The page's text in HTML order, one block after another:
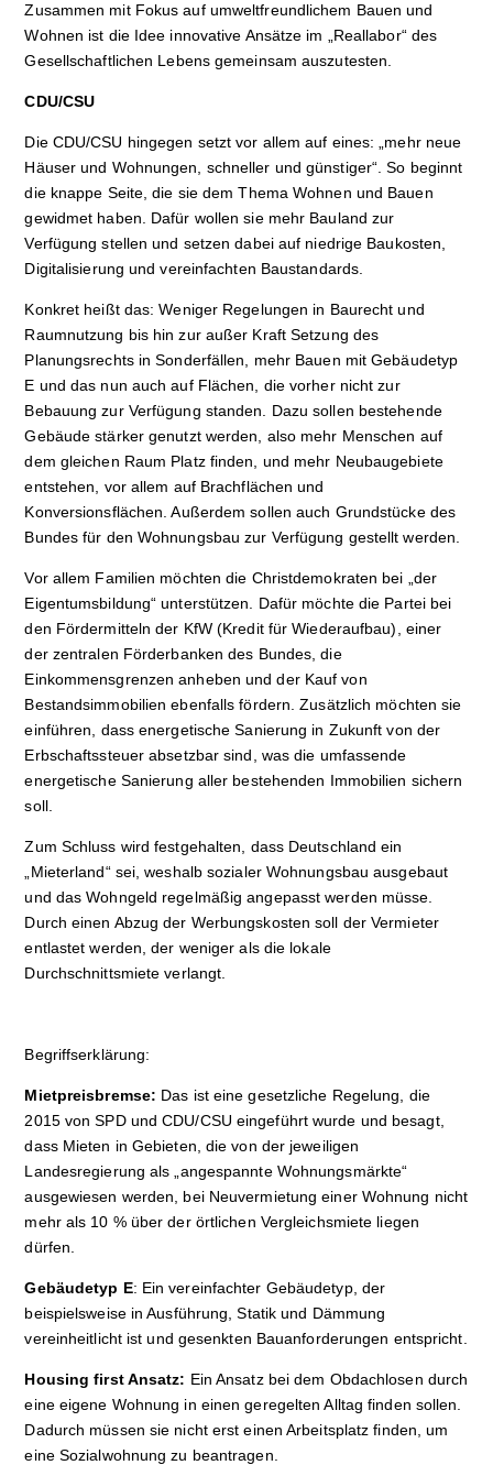
Zusammen mit Fokus auf umweltfreundlichem Bauen und
Wohnen ist die Idee innovative Ansätze im „Reallabor“ des
Gesellschaftlichen Lebens gemeinsam auszutesten.
CDU/CSU
Die CDU/CSU hingegen setzt vor allem auf eines: „mehr neue
Häuser und Wohnungen, schneller und günstiger“. So beginnt
die knappe Seite, die sie dem Thema Wohnen und Bauen
gewidmet haben. Dafür wollen sie mehr Bauland zur
Verfügung stellen und setzen dabei auf niedrige Baukosten,
Digitalisierung und vereinfachten Baustandards.
Konkret heißt das: Weniger Regelungen in Baurecht und
Raumnutzung bis hin zur außer Kraft Setzung des
Planungsrechts in Sonderfällen, mehr Bauen mit Gebäudetyp
E und das nun auch auf Flächen, die vorher nicht zur
Bebauung zur Verfügung standen. Dazu sollen bestehende
Gebäude stärker genutzt werden, also mehr Menschen auf
dem gleichen Raum Platz finden, und mehr Neubaugebiete
entstehen, vor allem auf Brachflächen und
Konversionsflächen. Außerdem sollen auch Grundstücke des
Bundes für den Wohnungsbau zur Verfügung gestellt werden.
Vor allem Familien möchten die Christdemokraten bei „der
Eigentumsbildung“ unterstützen. Dafür möchte die Partei bei
den Fördermitteln der KfW (Kredit für Wiederaufbau), einer
der zentralen Förderbanken des Bundes, die
Einkommensgrenzen anheben und der Kauf von
Bestandsimmobilien ebenfalls fördern. Zusätzlich möchten sie
einführen, dass energetische Sanierung in Zukunft von der
Erbschaftssteuer absetzbar sind, was die umfassende
energetische Sanierung aller bestehenden Immobilien sichern
soll.
Zum Schluss wird festgehalten, dass Deutschland ein
„Mieterland“ sei, weshalb sozialer Wohnungsbau ausgebaut
und das Wohngeld regelmäßig angepasst werden müsse.
Durch einen Abzug der Werbungskosten soll der Vermieter
entlastet werden, der weniger als die lokale
Durchschnittsmiete verlangt.
Begriffserklärung:
Mietpreisbremse: Das ist eine gesetzliche Regelung, die
2015 von SPD und CDU/CSU eingeführt wurde und besagt,
dass Mieten in Gebieten, die von der jeweiligen
Landesregierung als „angespannte Wohnungsmärkte“
ausgewiesen werden, bei Neuvermietung einer Wohnung nicht
mehr als 10 % über der örtlichen Vergleichsmiete liegen
dürfen.
Gebäudetyp E: Ein vereinfachter Gebäudetyp, der
beispielsweise in Ausführung, Statik und Dämmung
vereinheitlicht ist und gesenkten Bauanforderungen entspricht.
Housing first Ansatz: Ein Ansatz bei dem Obdachlosen durch
eine eigene Wohnung in einen geregelten Alltag finden sollen.
Dadurch müssen sie nicht erst einen Arbeitsplatz finden, um
eine Sozialwohnung zu beantragen.